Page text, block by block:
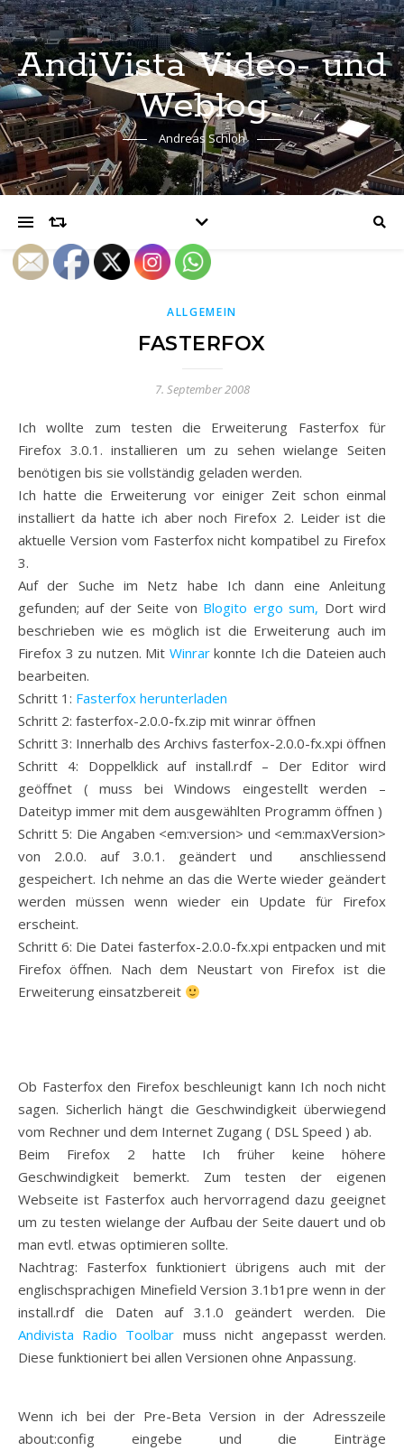
AndiVista Video- und
Weblog
Andreas Schloh
ALLGEMEIN
FASTERFOX
7. September 2008
Ich wollte zum testen die Erweiterung Fasterfox für
Firefox 3.0.1. installieren um zu sehen wielange Seiten
benötigen bis sie vollständig geladen werden.
Ich hatte die Erweiterung vor einiger Zeit schon einmal
installiert da hatte ich aber noch Firefox 2. Leider ist die
aktuelle Version vom Fasterfox nicht kompatibel zu Firefox
3.
Auf der Suche im Netz habe Ich dann eine Anleitung
gefunden; auf der Seite von Blogito ergo sum, Dort wird
beschrieben wie es möglich ist die Erweiterung auch im
Firefox 3 zu nutzen. Mit Winrarkonnte Ich die Dateien auch
bearbeiten.
Schritt 1: Fasterfox herunterladen
Schritt 2: fasterfox-2.0.0-fx.zip mit winrar öffnen
Schritt 3: Innerhalb des Archivs fasterfox-2.0.0-fx.xpi öffnen
Schritt 4: Doppelklick auf install.rdf – Der Editor wird
geöffnet ( muss bei Windows eingestellt werden –
Dateityp immer mit dem ausgewählten Programm öffnen )
Schritt 5: Die Angaben <em:version> und <em:maxVersion>
von 2.0.0. auf 3.0.1. geändert und anschliessend
gespeichert. Ich nehme an das die Werte wieder geändert
werden müssen wenn wieder ein Update für Firefox
erscheint.
Schritt 6: Die Datei fasterfox-2.0.0-fx.xpi entpacken und mit
Firefox öffnen. Nach dem Neustart von Firefox ist die
Erweiterung einsatzbereit
Ob Fasterfox den Firefox beschleunigt kann Ich noch nicht
sagen. Sicherlich hängt die Geschwindigkeit überwiegend
vom Rechner und dem Internet Zugang ( DSL Speed ) ab.
Beim Firefox 2 hatte Ich früher keine höhere
Geschwindigkeit bemerkt. Zum testen der eigenen
Webseite ist Fasterfox auch hervorragend dazu geeignet
um zu testen wielange der Aufbau der Seite dauert und ob
man evtl. etwas optimieren sollte.
Nachtrag: Fasterfox funktioniert übrigens auch mit der
englischsprachigen Minefield Version 3.1b1pre wenn in der
install.rdf die Daten auf 3.1.0 geändert werden. Die
Andivista Radio Toolbar muss nicht angepasst werden.
Diese funktioniert bei allen Versionen ohne Anpassung.
Wenn ich bei der Pre-Beta Version in der Adresszeile
about:config eingebe und die Einträge